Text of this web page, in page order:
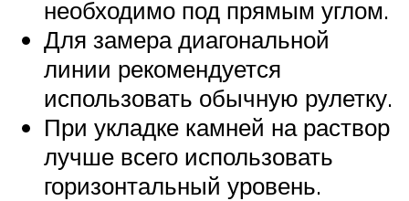
необходимо под прямым углом.
Для замера диагональной
линии рекомендуется
использовать обычную рулетку.
При укладке камней на раствор
лучше всего использовать
горизонтальный уровень.